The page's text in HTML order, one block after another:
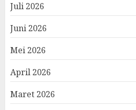
Juli 2026
Juni 2026
Mei 2026
April 2026
Maret 2026